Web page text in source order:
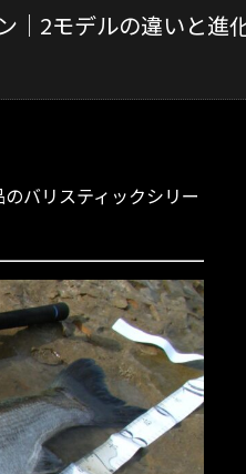
｜2モデルの違いと進
バリスティックシリー